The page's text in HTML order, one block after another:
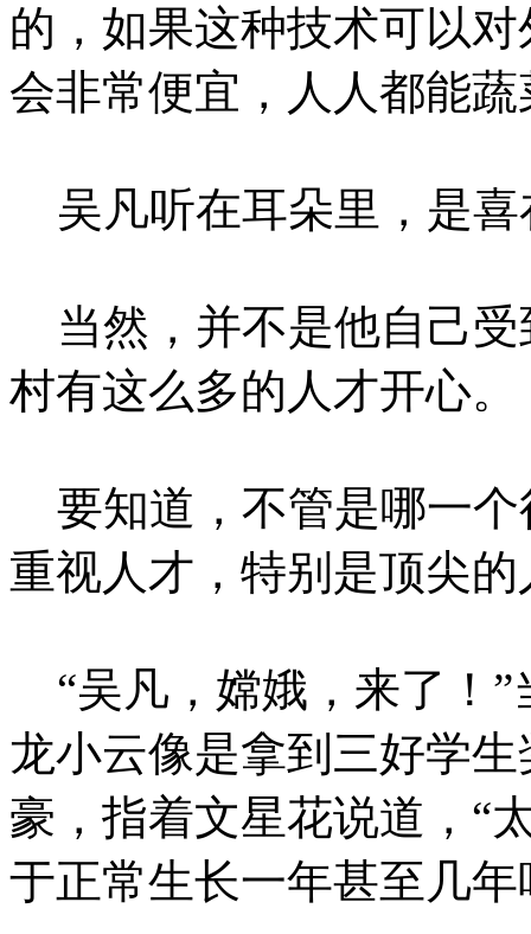
的，如果这种技术可以
会非常便宜，人人都能蔬
吴凡听在耳朵里，是喜
当然，并不是他自己受
村有这么多的人才开心。
要知道，不管是哪一个
重视人才，特别是顶尖
“吴凡，嫦娥，来了！”
龙小云像是拿到三好学
豪，指着文星花说道，“
于正常生长一年甚至几年